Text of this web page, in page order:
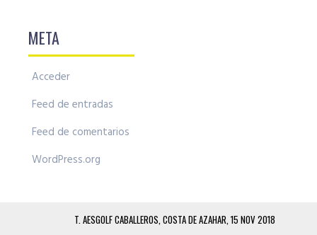
META
Acceder
Feed de entradas
Feed de comentarios
WordPress.org
T. AESGOLF CABALLEROS, COSTA DE AZAHAR, 15 NOV 2018